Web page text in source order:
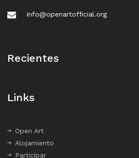
info@openartofficial.org
Recientes
Links
Open Art
Alojamiento
Participar